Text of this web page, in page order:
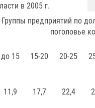
в 2005 г.
Группы предприятий по
поголовье
до 15 15-20 20-25
11,9 17,7 22,4